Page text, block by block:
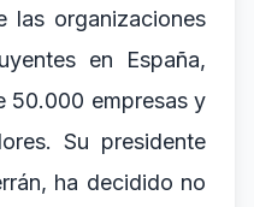
las organizaciones
en España,
50.000 empresas y
Su presidente
ha decidido no